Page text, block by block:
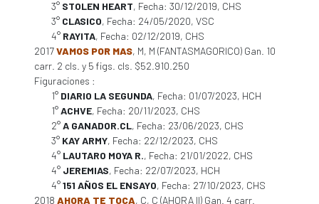
3° STOLEN HEART, Fecha: 30/12/2019, CHS
3° CLASICO, Fecha: 24/05/2020, VSC
4° RAYITA, Fecha: 02/12/2019, CHS
2017VAMOS POR MAS, M, M (FANTASMAGORICO) Gan. 10
carr. 2 cls. y 5 figs. cls. $52.910.250
Figuraciones :
1° DIARIO LA SEGUNDA, Fecha: 01/07/2023, HCH
1°ACHVE, Fecha: 20/11/2023, CHS
2°A GANADOR.CL, Fecha: 23/06/2023, CHS
3° KAY ARMY, Fecha: 22/12/2023, CHS
4° LAUTARO MOYA R., Fecha: 21/01/2022, CHS
4° JEREMIAS, Fecha: 22/07/2023, HCH
4°151 AÑOS EL ENSAYO, Fecha: 27/10/2023, CHS
2018 AHORA TE TOCA, C, C (AHORA II) Gan. 4 carr.